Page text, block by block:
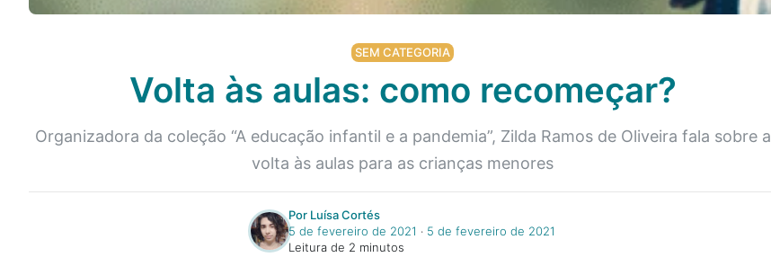
SEM CATEGORIA
Volta às aulas: como recomeçar?
Organizadora da coleção “A educação infantil e a pandemia”, Zilda Ramos de Oliveira fala sobre a
volta às aulas para as crianças menores
Por Luísa Cortés
5 de fevereiro de 2021 ‧ 5 de fevereiro de 2021
Leitura de 2 minutos